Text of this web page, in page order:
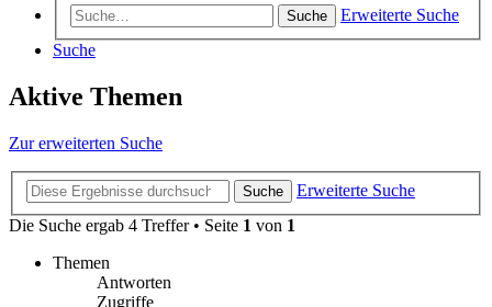
Suche
Erweiterte Suche
Suche
Aktive Themen
Zur erweiterten Suche
Suche
Erweiterte Suche
Die Suche ergab 4 Treffer • Seite 1 von 1
Themen
Antworten
Zugriffe